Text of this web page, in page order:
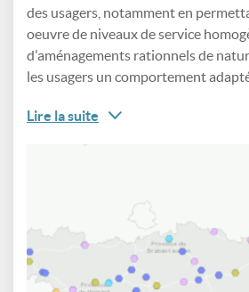
des usagers, notamment en
oeuvre de niveaux de service
d'aménagements rationnels de
les usagers un comportement
Lire la suite